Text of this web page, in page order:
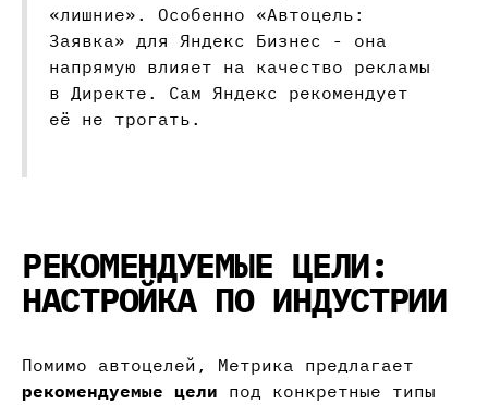
«лишние». Особенно «Автоцель:
Заявка» для Яндекс Бизнес - она
напрямую влияет на качество рекламы
в Директе. Сам Яндекс рекомендует
её не трогать.
РЕКОМЕНДУЕМЫЕ ЦЕЛИ:
НАСТРОЙКА ПО ИНДУСТРИИ
Помимо автоцелей, Метрика предлагает
рекомендуемые цели под конкретные типы